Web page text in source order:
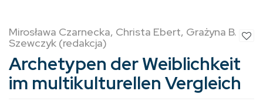
Mirosława Czarnecka, Christa Ebert, Grażyna B.
Szewczyk (redakcja)
Archetypen der Weiblichkeit
im multikulturellen Vergleich